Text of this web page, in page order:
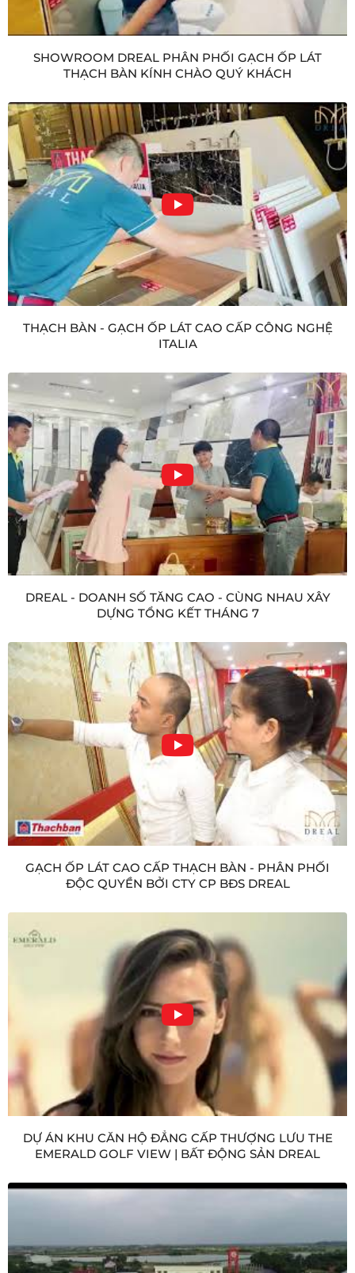
SHOWROOM DREAL PHÂN PHỐI GẠCH ỐP LÁT
THẠCH BÀN KÍNH CHÀO QUÝ KHÁCH
THẠCH BÀN - GẠCH ỐP LÁT CAO CẤP CÔNG NGHỆ
ITALIA
DREAL - DOANH SỐ TĂNG CAO - CÙNG NHAU XÂY
DỰNG TỔNG KẾT THÁNG 7
GẠCH ỐP LÁT CAO CẤP THẠCH BÀN - PHÂN PHỐI
ĐỘC QUYỀN BỞI CTY CP BĐS DREAL
DỰ ÁN KHU CĂN HỘ ĐẲNG CẤP THƯỢNG LƯU THE
EMERALD GOLF VIEW | BẤT ĐỘNG SẢN DREAL